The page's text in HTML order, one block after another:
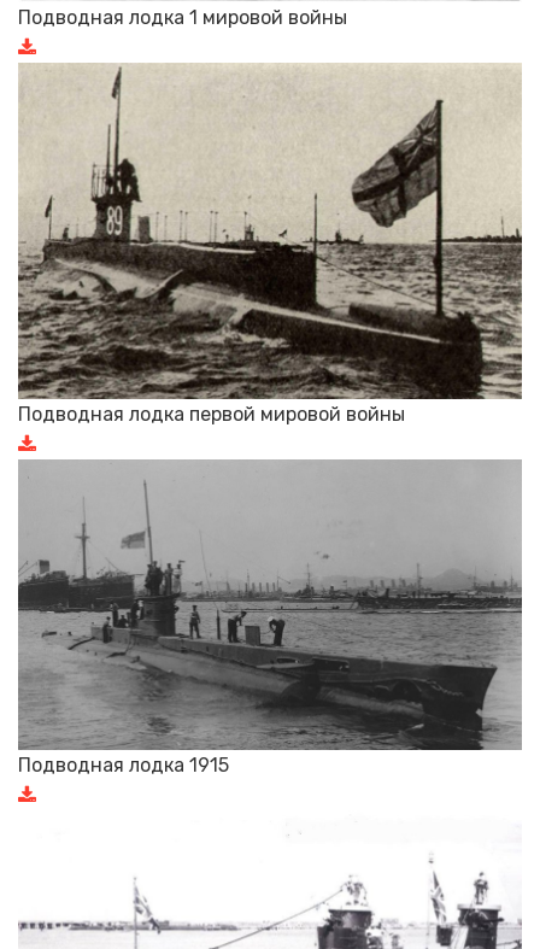
Подводная лодка 1 мировой войны
Подводная лодка первой мировой войны
Подводная лодка 1915